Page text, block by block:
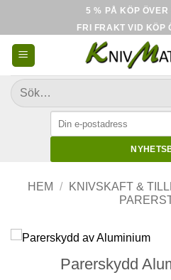
content
5 % PÅ KÖP ÖVER
FRI FRAKT VID KÖP
Sök
efter:
HEM / KNIVSKAFT &
Parerskydd